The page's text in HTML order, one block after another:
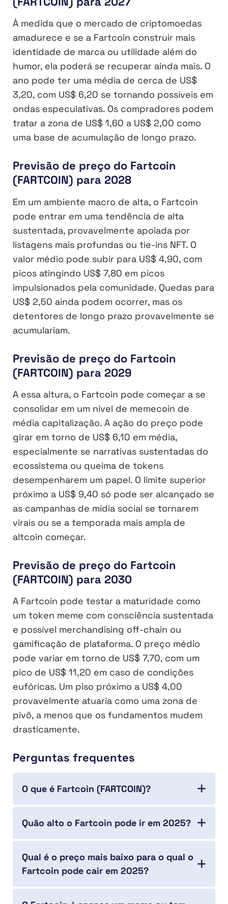
À medida que o mercado de criptomoedas
amadurece e se a Fartcoin construir mais
identidade de marca ou utilidade além do
humor, ela poderá se recuperar ainda mais. O
ano pode ter uma média de cerca de US$
3,20, com US$ 6,20 se tornando possíveis em
ondas especulativas. Os compradores podem
tratar a zona de US$ 1,60 a US$ 2,00 como
uma base de acumulação de longo prazo.
Previsão de preço do Fartcoin
(FARTCOIN) para 2028
Em um ambiente macro de alta, o Fartcoin
pode entrar em uma tendência de alta
sustentada, provavelmente apoiada por
listagens mais profundas ou tie-ins NFT. O
valor médio pode subir para US$ 4,90, com
picos atingindo US$ 7,80 em picos
impulsionados pela comunidade. Quedas para
US$ 2,50 ainda podem ocorrer, mas os
detentores de longo prazo provavelmente se
acumulariam.
Previsão de preço do Fartcoin
(FARTCOIN) para 2029
A essa altura, o Fartcoin pode começar a se
consolidar em um nível de memecoin de
média capitalização. A ação do preço pode
girar em torno de US$ 6,10 em média,
especialmente se narrativas sustentadas do
ecossistema ou queima de tokens
desempenharem um papel. O limite superior
próximo a US$ 9,40 só pode ser alcançado se
as campanhas de mídia social se tornarem
virais ou se a temporada mais ampla de
altcoin começar.
Previsão de preço do Fartcoin
(FARTCOIN) para 2030
A Fartcoin pode testar a maturidade como
um token meme com consciência sustentada
e possível merchandising off-chain ou
gamificação de plataforma. O preço médio
pode variar em torno de US$ 7,70, com um
pico de US$ 11,20 em caso de condições
eufóricas. Um piso próximo a US$ 4,00
provavelmente atuaria como uma zona de
pivô, a menos que os fundamentos mudem
drasticamente.
Perguntas frequentes
O que é Fartcoin (FARTCOIN)?
Quão alto o Fartcoin pode ir em 2025?
Qual é o preço mais baixo para o qual o
Fartcoin pode cair em 2025?